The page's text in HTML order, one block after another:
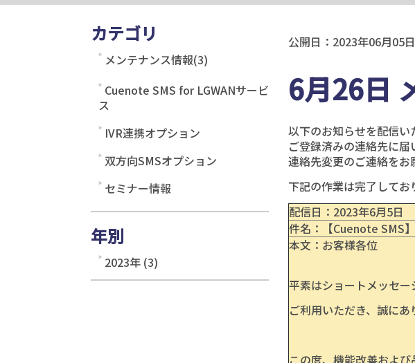
公開日： 2023年06月05日
6月26日
以下のお知らせを配信い
ご登録済みの連絡先に届
連絡先変更のご連絡をお
下記の作業は完了してお
配信日：2023年6月5日
件名：【Cuenote SMS
本文：お客様各位
平素はショートメッセ
ご利用いただき、誠にあ
この度、機能改善およ
カテゴリ
メンテナンス情報(3)
Cuenote SMS for LGWANサービ
ス
IVR連携オプション
双方向SMSオプション
セミナー情報
年別
2023年 (3)